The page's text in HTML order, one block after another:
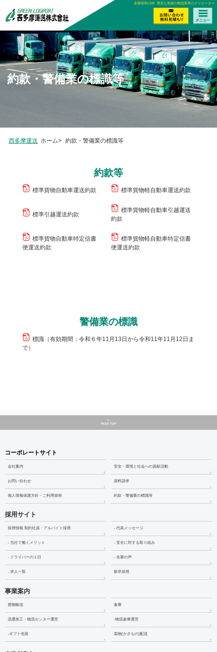
創業昭和19年 豊富な実績の物流業界のクリエーター
約款・警備業の標識等
西多摩運送 ホーム> 約款・警備業の標識等
約款等
標準貨物自動車運送約款 標準貨物軽自動車運送約款
標準引越運送約款
標準貨物軽自動車引越運送
約款
標準貨物自動車特定信書
便運送約款
標準貨物軽自動車特定信書
便運送約款
警備業の標識
標識（有効期間：令和６年11月13日から令和11年11月12日ま
で）
コーポレートサイト
会社案内 安全・環境と社会への貢献活動
お問い合わせ 資料請求
個人情報保護方針・ご利用規程 約款・警備業の標識等
採用サイト
採用情報 契約社員・アルバイト採用 - 代表メッセージ
- 当社で働くメリット - 安全に対する取り組み
- ドライバーの１日 - 先輩の声
- 求人一覧 新卒採用
事業案内
貨物輸送 倉庫
流通加工・物流センター運営 -物流倉庫運営
-ギフト包装 嵩物(かさもの)配送